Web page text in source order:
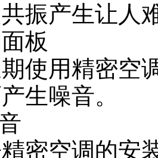
振产生让人
板
用精密空调
生噪音。
空调的安装